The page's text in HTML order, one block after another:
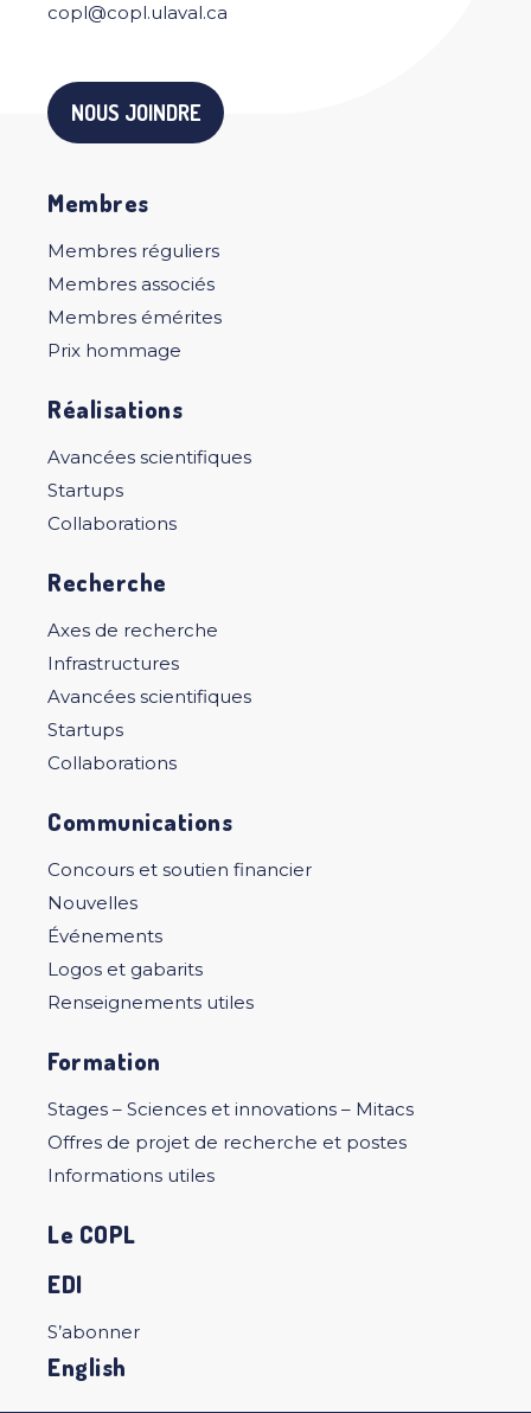
copl@copl.ulaval.ca
NOUS JOINDRE
Membres
Membres réguliers
Membres associés
Membres émérites
Prix hommage
Réalisations
Avancées scientifiques
Startups
Collaborations
Recherche
Axes de recherche
Infrastructures
Avancées scientifiques
Startups
Collaborations
Communications
Concours et soutien financier
Nouvelles
Événements
Logos et gabarits
Renseignements utiles
Formation
Stages – Sciences et innovations – Mitacs
Offres de projet de recherche et postes
Informations utiles
Le COPL
EDI
S’abonner
English